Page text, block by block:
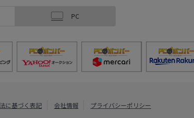
PC
に基づく表記 会社情報 プライバシーポリシー